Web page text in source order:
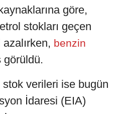
göre,
stokları geçen
benzin
görüldü.
verileri ise bugün
İdaresi (EIA)